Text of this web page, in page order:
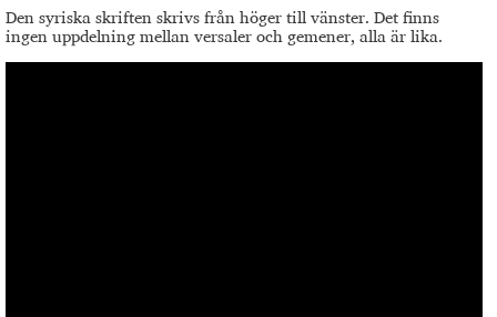
Den syriska skriften skrivs från höger till vänster. Det finns
ingen uppdelning mellan versaler och gemener, alla är lika.